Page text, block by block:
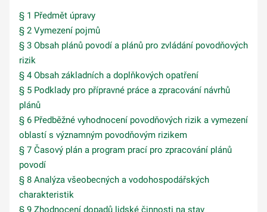
§ 1 Předmět úpravy
§ 2 Vymezení pojmů
§ 3 Obsah plánů povodí a plánů pro zvládání povodňových
rizik
§ 4 Obsah základních a doplňkových opatření
§ 5 Podklady pro přípravné práce a zpracování návrhů
plánů
§ 6 Předběžné vyhodnocení povodňových rizik a vymezení
oblastí s významným povodňovým rizikem
§ 7 Časový plán a program prací pro zpracování plánů
povodí
§ 8 Analýza všeobecných a vodohospodářských
charakteristik
§ 9 Zhodnocení dopadů lidské činnosti na stav